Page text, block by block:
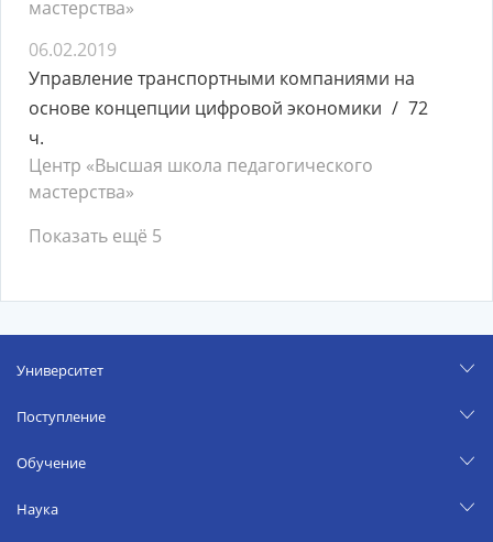
мастерства»
06.02.2019
Управление транспортными компаниями на
основе концепции цифровой экономики
72
ч.
Центр «Высшая школа педагогического
мастерства»
Показать ещё 5
Университет
Поступление
Обучение
Наука